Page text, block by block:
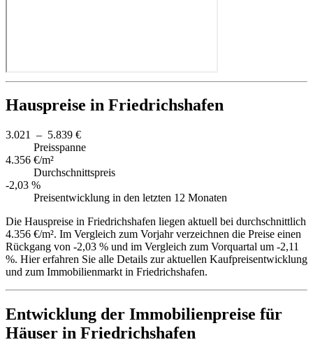
Hauspreise in Friedrichshafen
3.021 – 5.839 €
Preisspanne
4.356 €/m²
Durchschnittspreis
-2,03 %
Preisentwicklung in den letzten 12 Monaten
Die Hauspreise in Friedrichshafen liegen aktuell bei durchschnittlich
4.356 €/m². Im Vergleich zum Vorjahr verzeichnen die Preise einen
Rückgang von -2,03 % und im Vergleich zum Vorquartal um -2,11
%. Hier erfahren Sie alle Details zur aktuellen Kaufpreisentwicklung
und zum Immobilienmarkt in Friedrichshafen.
Entwicklung der Immobilienpreise für
Häuser in Friedrichshafen